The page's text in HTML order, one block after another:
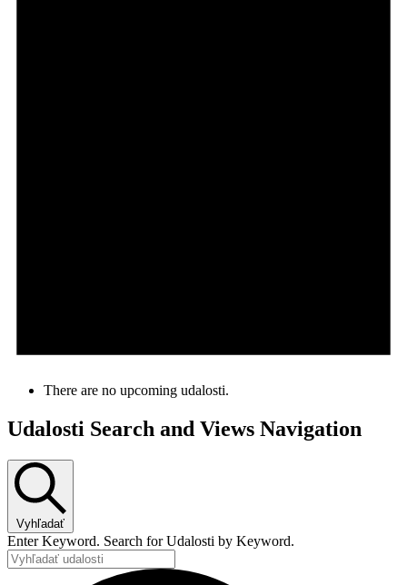
There are no upcoming udalosti.
Udalosti Search and Views Navigation
Vyhľadať
Enter Keyword. Search for Udalosti by Keyword.